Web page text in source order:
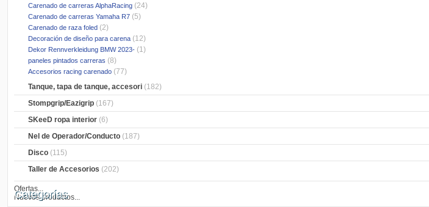
Carenado de carreras AlphaRacing (24)
Carenado de carreras Yamaha R7 (5)
Carenado de raza foled (2)
Decoración de diseño para carena (12)
Dekor Rennverkleidung BMW 2023- (1)
paneles pintados carreras (8)
Accesorios racing carenado (77)
Tanque, tapa de tanque, accesori (182)
Stompgrip/Eazigrip (167)
SKeeD ropa interior (6)
Nel de Operador/Conducto (187)
Disco (115)
Taller de Accesorios (202)
Ofertas...
Nuevos productos...
Categorías